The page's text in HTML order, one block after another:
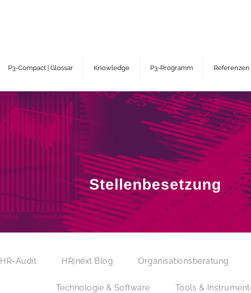
P3-Compact | Glossar Knowledge P3-Programm Referenzen
Stellenbesetzung
HR-Audit HR|next Blog Organisationsberatung
Technologie & Software Tools &